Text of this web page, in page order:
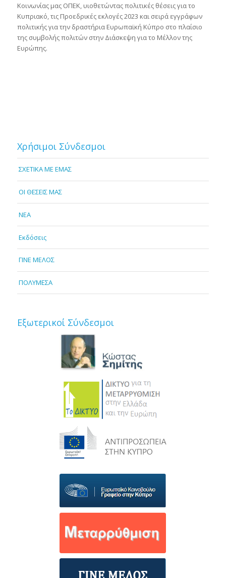
Κοινωνίας μας ΟΠΕΚ, υιοθετώντας πολιτικές θέσεις για το
Κυπριακό, τις Προεδρικές εκλογές 2023 και σειρά εγγράφων
πολιτικής για την δραστήρια Ευρωπαϊκή Κύπρο στο πλαίσιο
της συμβολής πολιτών στην Διάσκεψη για το Μέλλον της
Ευρώπης.
Χρήσιμοι Σύνδεσμοι
ΣΧΕΤΙΚΑ ΜΕ ΕΜΑΣ
OI ΘΕΣΕΙΣ ΜΑΣ
NEA
Εκδόσεις
ΓΙΝΕ ΜΕΛΟΣ
ΠΟΛΥΜΕΣΑ
Εξωτερικοί Σύνδεσμοι